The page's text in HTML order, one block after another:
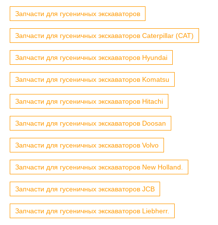
Запчасти для гусеничных экскаваторов
Запчасти для гусеничных экскаваторов Caterpillar (CAT)
Запчасти для гусеничных экскаваторов Hyundai
Запчасти для гусеничных экскаваторов Komatsu
Запчасти для гусеничных экскаваторов Hitachi
Запчасти для гусеничных экскаваторов Doosan
Запчасти для гусеничных экскаваторов Volvo
Запчасти для гусеничных экскаваторов New Holland.
Запчасти для гусеничных экскаваторов JCB
Запчасти для гусеничных экскаваторов Liebherr.